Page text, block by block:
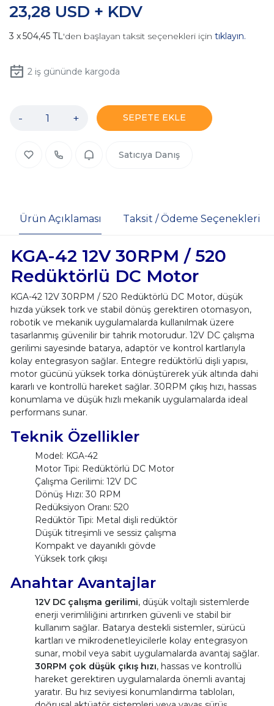
23,28 USD + KDV
504,45 TL'den başlayan taksit seçenekleri için tıklayın.
2iş gününde kargoda
- + SEPETE EKLE
Satıcıya Danış
Ürün Açıklaması Taksit / Ödeme Seçenekleri
KGA-42 12V 30RPM / 520
Redüktörlü DC Motor
KGA-42 12V 30RPM / 520 Redüktörlü DC Motor, düşük
hızda yüksek tork ve stabil dönüş gerektiren otomasyon,
robotik ve mekanik uygulamalarda kullanılmak üzere
tasarlanmış güvenilir bir tahrik motorudur. 12V DC çalışma
gerilimi sayesinde batarya, adaptör ve kontrol kartlarıyla
kolay entegrasyon sağlar. Entegre redüktörlü dişli yapısı,
motor gücünü yüksek torka dönüştürerek yük altında dahi
kararlı ve kontrollü hareket sağlar. 30RPM çıkış hızı, hassas
konumlama ve düşük hızlı mekanik uygulamalarda ideal
performans sunar.
Teknik Özellikler
Model: KGA-42
Motor Tipi: Redüktörlü DC Motor
Çalışma Gerilimi: 12V DC
Dönüş Hızı: 30 RPM
Redüksiyon Oranı: 520
Redüktör Tipi: Metal dişli redüktör
Düşük titreşimli ve sessiz çalışma
Kompakt ve dayanıklı gövde
Yüksek tork çıkışı
Anahtar Avantajlar
12V DC çalışma gerilimi, düşük voltajlı sistemlerde
enerji verimliliğini artırırken güvenli ve stabil bir
kullanım sağlar. Batarya destekli sistemler, sürücü
kartları ve mikrodenetleyicilerle kolay entegrasyon
sunar, mobil veya sabit uygulamalarda avantaj sağlar.
30RPM çok düşük çıkış hızı, hassas ve kontrollü
hareket gerektiren uygulamalarda önemli avantaj
yaratır. Bu hız seviyesi konumlandırma tabloları,